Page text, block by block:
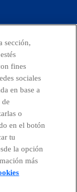
instagram youtube
sección,
fines
sociales
en base a
o
en el botón
tu
la opción
más